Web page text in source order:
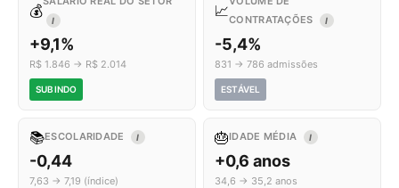
💰
I
+9,1%
R$ 1.846 → R$ 2.014
SUBINDO
📈CONTRATAÇÕES
I
-5,4%
831 → 786 admissões
ESTÁVEL
📚ESCOLARIDADE I
-0,44
7,63 → 7,19 (índice)
🎂IDADE MÉDIA I
+0,6 anos
34,6 → 35,2 anos